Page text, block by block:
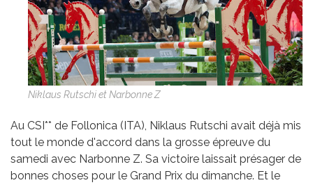
Niklaus Rutschi et Narbonne Z
Au CSI** de Follonica (ITA), Niklaus Rutschi avait déjà mis
tout le monde d'accord dans la grosse épreuve du
samedi avec Narbonne Z. Sa victoire laissait présager de
bonnes choses pour le Grand Prix du dimanche. Et le